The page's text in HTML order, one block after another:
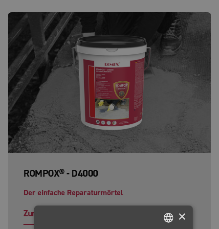
ROMPOX® - D4000
Der einfache Reparaturmörtel
Zum Produkt ×